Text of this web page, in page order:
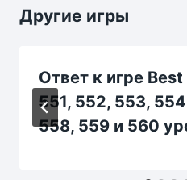
Другие игры
Ответ к игре
551, 552, 553,
558, 559 и 560